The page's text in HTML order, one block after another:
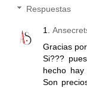
Respuestas
Gracias
Si???
hecho
Son